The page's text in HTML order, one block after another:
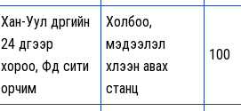
Хан-Уул дүүргийн
24 дүгээр
хороо, Фүүд сити
орчим
Холбоо,
мэдээлэл
хүлээн авах
станц
100